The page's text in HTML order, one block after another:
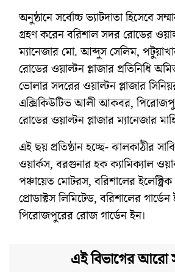
অনুষ্ঠানে সর্বোচ্চ ভ্যাটদাতা হিসেবে
গ্রহণ করেন বরিশাল সদর রোডের
ম্যানেজার মো. আব্দুস সেলিম,
রোডের ওয়াল্টন প্লাজার প্রতিনিধি
ভোলার সদরের ওয়াল্টন প্লাজার
এক্সিকিউটিভ আলী আকবর,
রোডের ওয়াল্টন প্লাজার ম্যানেজার
এই ছয় প্রতিষ্ঠান হচ্ছে- ঝালকাঠীর
ওয়ার্কস, বরগুনার হক ক্যামিক্যাল
পঞ্চায়েত মোটরস, বরিশালের ইলেক্ট্রিক
প্রোডাক্টস লিমিটেড, বরিশালের
পিরোজপুরের রোজ গার্ডেন ইন।
এই বিভাগের আরো